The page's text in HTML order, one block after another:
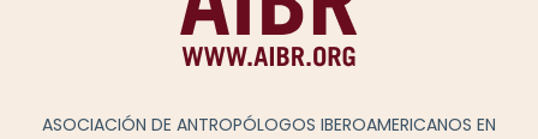
ASOCIACIÓN DE ANTROPÓLOGOS IBEROAMERICANOS EN